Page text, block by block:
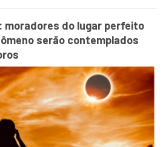
moradores do lugar perfeito
serão contemplados